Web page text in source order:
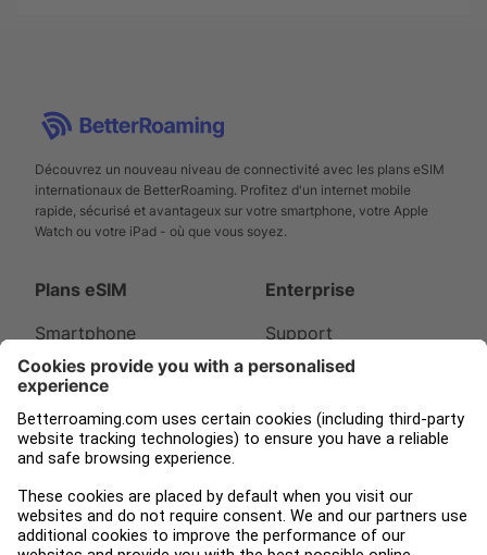
Découvrez un nouveau niveau de connectivité avec les plans eSIM
internationaux de BetterRoaming. Profitez d'un internet mobile
rapide, sécurisé et avantageux sur votre smartphone, votre Apple
Watch ou votre iPad - où que vous soyez.
Plans eSIM
Smartphone
Apple Watch
iPad
Tampnet
Enterprise
Support
À propos de nous
Blog
Informations légales
Termes et conditions
Suivez-nous
Instagram